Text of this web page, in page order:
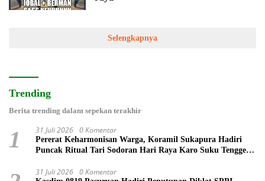
Selengkapnya
Trending
Berita trending dalam sepekan terakhir
1 31 Juli 2026 0 Komentar
Pererat Keharmonisan Warga, Koramil Sukapura Hadiri
Puncak Ritual Tari Sodoran Hari Raya Karo Suku Tengger
31 Juli 2026 0 Komentar